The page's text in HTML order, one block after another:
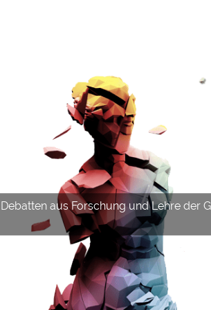
aus Forschung und Lehre der